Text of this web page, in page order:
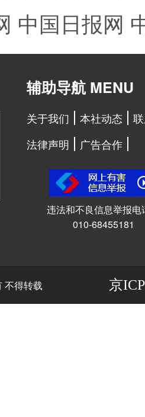
中国日报网
辅助导航 MENU
关于我们 本社动态
法律声明
广告合作
违法和不良信息举报电
010-68455181
不得转载 京